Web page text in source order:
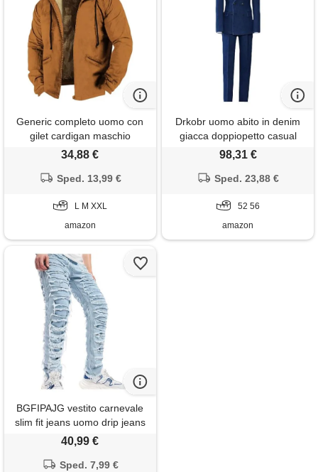
Generic completo uomo con
gilet cardigan maschio
cardigan di lana uomo giacca
jeans con brillantini giacca
mezza stagione cardigan
patchwork uomo
34,88 €
Sped. 13,99 €
L M XXL
amazon
Drkobr uomo abito in denim
giacca doppiopetto casual
due pezzi banchetto smoking
98,31 €
Sped. 23,88 €
52 56
amazon
BGFIPAJG vestito carnevale
slim fit jeans uomo drip jeans
leopardati jeans felpati uomo
uomo chiari larghi jeans chiari
40,99 €
Sped. 7,99 €